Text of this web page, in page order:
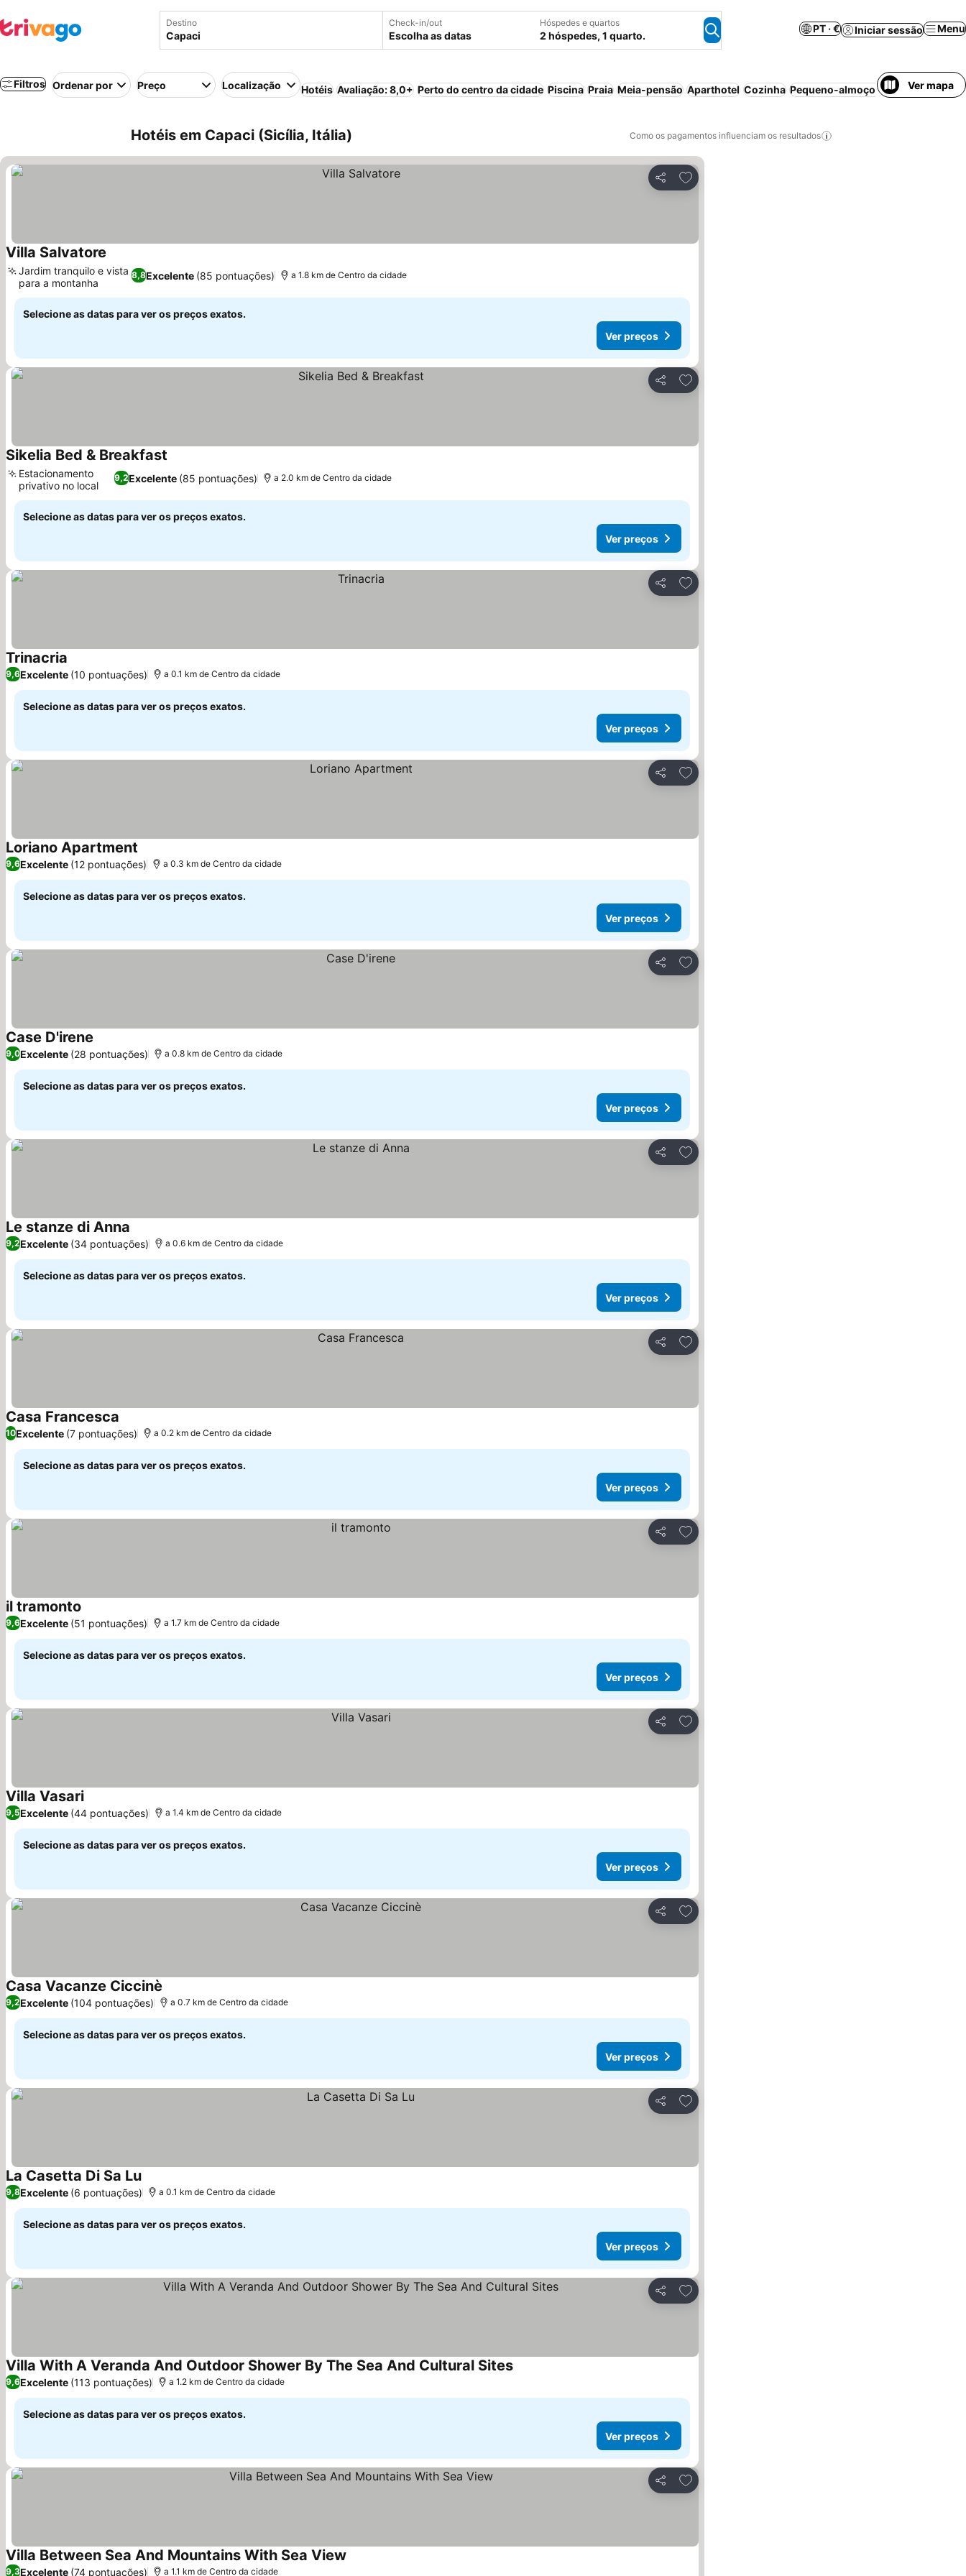
Destino Check-in/out
Escolha as datas
Hóspedes e quartos
2 hóspedes, 1 quarto.
PT · € Iniciar sessão Menu
Filtros Ordenar por Preço Localização Hotéis Avaliação: 8,0+ Perto do centro da cidade Piscina Praia Meia-pensão Aparthotel Cozinha Pequeno-almoço incluído Casa/
Ver mapa
Hotéis em Capaci (Sicília, Itália) Como os pagamentos influenciam os resultados
Partilhar
Adicionar aos favoritos
Villa Salvatore
8,8Excelente (85 pontuações)
Jardim tranquilo e vista
para a montanha
a 1.8 km de Centro da cidade
Selecione as datas para ver os preços exatos.
Ver preços
Partilhar
Adicionar aos favoritos
Sikelia Bed & Breakfast
9,2Excelente (85 pontuações)
Estacionamento
privativo no local
a 2.0 km de Centro da cidade
Selecione as datas para ver os preços exatos.
Ver preços
Partilhar
Adicionar aos favoritos
Trinacria
9,6Excelente (10 pontuações) a 0.1 km de Centro da cidade
Selecione as datas para ver os preços exatos.
Ver preços
Partilhar
Adicionar aos favoritos
Loriano Apartment Ver preços
9,6Excelente (12 pontuações) a 0.3 km de Centro da cidade
Selecione as datas para ver os preços exatos.
Ver preços
Partilhar
Adicionar aos favoritos
Case D'irene
9,0Excelente (28 pontuações) a 0.8 km de Centro da cidade
Selecione as datas para ver os preços exatos.
Ver preços
Partilhar
Adicionar aos favoritos
Le stanze di Anna Ver preços
9,2Excelente (34 pontuações) a 0.6 km de Centro da cidade
Selecione as datas para ver os preços exatos.
Ver preços
Partilhar
Adicionar aos favoritos
Casa Francesca Ver preços
10Excelente (7 pontuações) a 0.2 km de Centro da cidade
Selecione as datas para ver os preços exatos.
Ver preços
Partilhar
Adicionar aos favoritos
il tramonto
9,6Excelente (51 pontuações) a 1.7 km de Centro da cidade
Selecione as datas para ver os preços exatos.
Ver preços
Partilhar
Adicionar aos favoritos
Villa VasariVer preços
9,5Excelente (44 pontuações) a 1.4 km de Centro da cidade
Selecione as datas para ver os preços exatos.
Ver preços
Partilhar
Adicionar aos favoritos
Casa Vacanze CiccinèVer preços
9,2Excelente (104 pontuações) a 0.7 km de Centro da cidade
Selecione as datas para ver os preços exatos.
Ver preços
Partilhar
Adicionar aos favoritos
La Casetta Di Sa LuVer preços
9,8Excelente (6 pontuações) a 0.1 km de Centro da cidade
Selecione as datas para ver os preços exatos.
Ver preços
Partilhar
Adicionar aos favoritos
Villa With A Veranda And Outdoor Shower By The Sea And Cultural SitesVer preços
9,6Excelente (113 pontuações) a 1.2 km de Centro da cidade
Selecione as datas para ver os preços exatos.
Ver preços
Partilhar
Adicionar aos favoritos
Villa Between Sea And Mountains With Sea View
9,3Excelente (74 pontuações) a 1.1 km de Centro da cidade